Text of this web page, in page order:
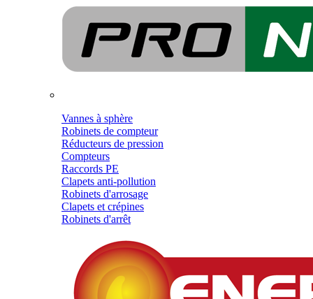
Vannes à sphère
Robinets de compteur
Réducteurs de pression
Compteurs
Raccords PE
Clapets anti-pollution
Robinets d'arrosage
Clapets et crépines
Robinets d'arrêt